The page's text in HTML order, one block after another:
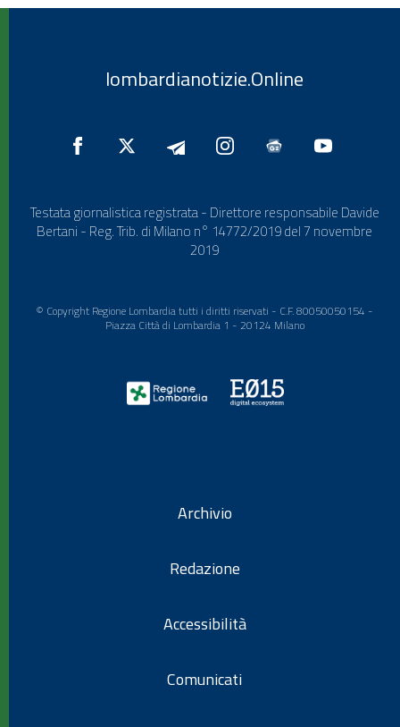
lombardianotizie.Online
Testata giornalistica registrata - Direttore responsabile Davide
Bertani - Reg. Trib. di Milano n° 14772/2019 del 7 novembre
2019
© Copyright Regione Lombardia tutti i diritti riservati - C.F. 80050050154 -
Piazza Città di Lombardia 1 - 20124 Milano
Archivio
Redazione
Accessibilità
Comunicati